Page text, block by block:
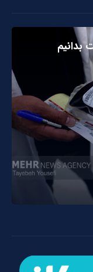
بدانیم